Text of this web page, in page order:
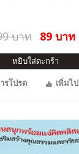
บาท 89 บาท
หยิบใส่ตะกร้า
รโปรด
เพิ่มไ